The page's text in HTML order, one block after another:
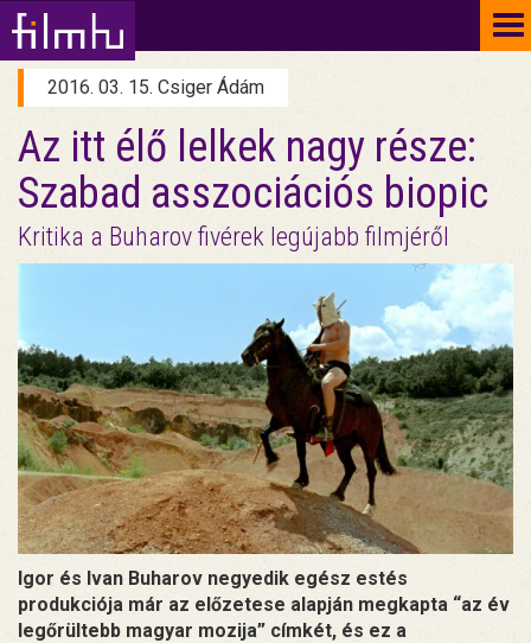
2016. 03. 15. Csiger Ádám
Az itt élő lelkek nagy része:
Szabad asszociációs biopic
Kritika a Buharov fivérek legújabb filmjéről
Igor és Ivan Buharov negyedik egész estés
produkciója már az előzetese alapján megkapta “az év
legőrültebb magyar mozija” címkét, és ez a